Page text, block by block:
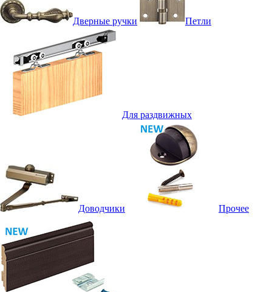
Дверные ручки Петли
Для раздвижных
Доводчики Прочее